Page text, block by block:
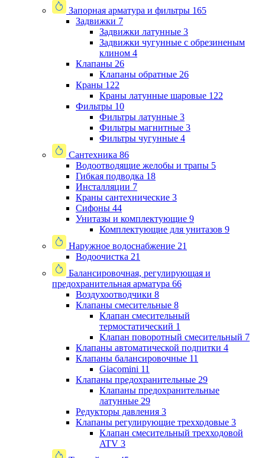
Запорная арматура и фильтры 165
Задвижки 7
Задвижки латунные 3
Задвижки чугунные с обрезиненым
клином 4
Клапаны 26
Клапаны обратные 26
Краны 122
Краны латунные шаровые 122
Фильтры 10
Фильтры латунные 3
Фильтры магнитные 3
Фильтры чугунные 4
Сантехника 86
Водоотводящие желобы и трапы 5
Гибкая подводка 18
Инсталляции 7
Краны сантехнические 3
Сифоны 44
Унитазы и комплектующие 9
Комплектующие для унитазов 9
Наружное водоснабжение 21
Водоочистка 21
Балансировочная, регулирующая и
предохранительная арматура 66
Воздухоотводчики 8
Клапаны cмесительные 8
Клапан cмесительный
термостатический 1
Клапан поворотный cмесительный 7
Клапаны автоматической подпитки 4
Клапаны балансировочные 11
Giacomini 11
Клапаны предохранительные 29
Клапаны предохранительные
латунные 29
Редукторы давления 3
Клапаны регулирующие трехходовые 3
Клапан смесительный трехходовой
ATV 3